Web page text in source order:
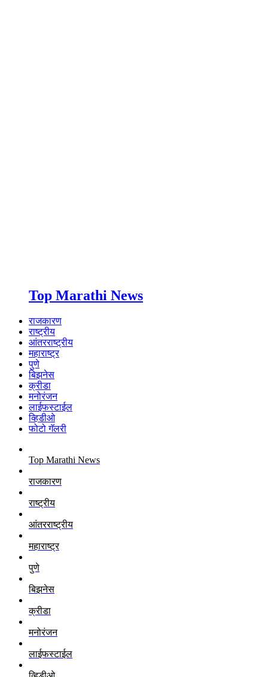
Top Marathi News
राजकारण
राष्ट्रीय
आंतरराष्ट्रीय
महाराष्ट्र
पुणे
बिझनेस
क्रीडा
मनोरंजन
लाईफस्टाईल
व्हिडीओ
फोटो गॅलरी
Top Marathi News
राजकारण
राष्ट्रीय
आंतरराष्ट्रीय
महाराष्ट्र
पुणे
बिझनेस
क्रीडा
मनोरंजन
लाईफस्टाईल